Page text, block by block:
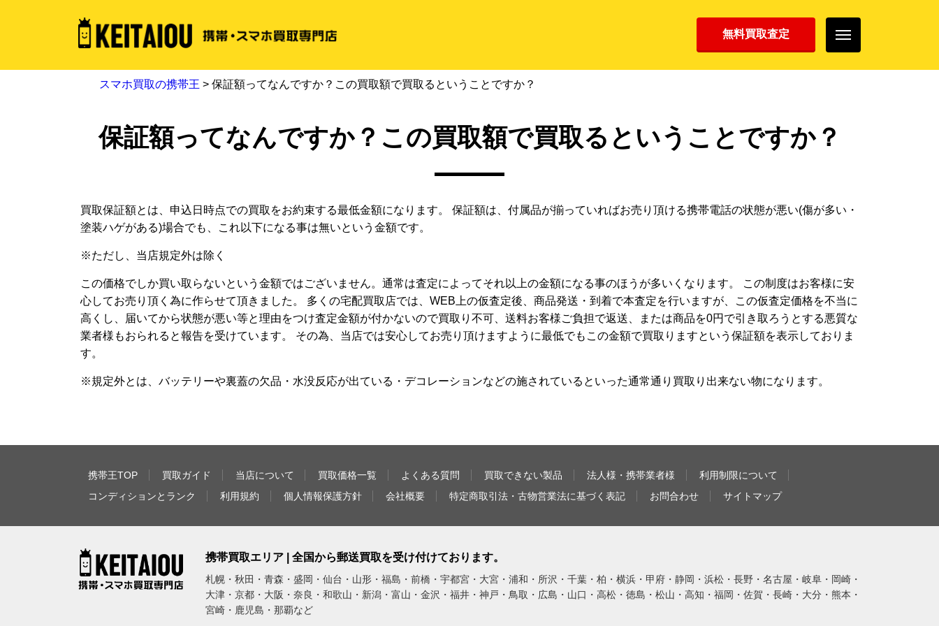
無料買取査定
スマホ買取の携帯王 > 保証額ってなんですか？この買取額で買取るということですか？
保証額ってなんですか？この買取額で買取るということですか？
買取保証額とは、申込日時点での買取をお約束する最低金額になります。 保証額は、付属品が揃っていればお売り頂ける携帯電話の状態が悪い(傷が多い・
塗装ハゲがある)場合でも、これ以下になる事は無いという金額です。
※ただし、当店規定外は除く
この価格でしか買い取らないという金額ではございません。通常は査定によってそれ以上の金額になる事のほうが多いくなります。 この制度はお客様に安
心してお売り頂く為に作らせて頂きました。 多くの宅配買取店では、WEB上の仮査定後、商品発送・到着で本査定を行いますが、この仮査定価格を不当に
高くし、届いてから状態が悪い等と理由をつけ査定金額が付かないので買取り不可、送料お客様ご負担で返送、または商品を0円で引き取ろうとする悪質な
業者様もおられると報告を受けています。 その為、当店では安心してお売り頂けますように最低でもこの金額で買取りますという保証額を表示しておりま
す。
※規定外とは、バッテリーや裏蓋の欠品・水没反応が出ている・デコレーションなどの施されているといった通常通り買取り出来ない物になります。
携帯王TOP 買取ガイド 当店について 買取価格一覧 よくある質問 買取できない製品 法人様・携帯業者様
利用制限について
コンディションとランク
利用規約 個人情報保護方針 会社概要 特定商取引法・古物営業法に基づく表記 お問合わせ サイトマップ
携帯買取エリア | 全国から郵送買取を受け付けております。
札幌・秋田・青森・盛岡・仙台・山形・福島・前橋・宇都宮・大宮・浦和・所沢・千葉・柏・横浜・甲府・静岡・浜松・長野・名古屋・岐阜・岡崎・
大津・京都・大阪・奈良・和歌山・新潟・富山・金沢・福井・神戸・鳥取・広島・山口・高松・徳島・松山・高知・福岡・佐賀・長崎・大分・熊本・
宮崎・鹿児島・那覇など